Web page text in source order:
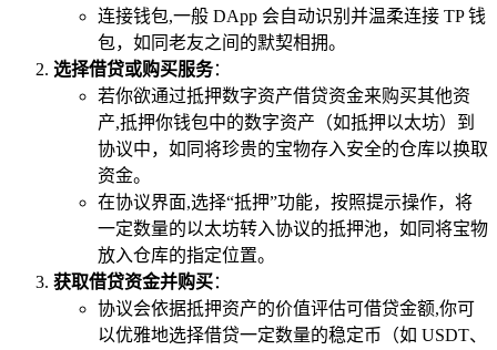
连接钱包,一般 DApp 会自动识别并温柔连接 TP 钱
包，如同老友之间的默契相拥。
选择借贷或购买服务：
若你欲通过抵押数字资产借贷资金来购买其他资
产,抵押你钱包中的数字资产（如抵押以太坊）到
协议中，如同将珍贵的宝物存入安全的仓库以换取
资金。
在协议界面,选择“抵押”功能，按照提示操作，将
一定数量的以太坊转入协议的抵押池，如同将宝物
放入仓库的指定位置。
获取借贷资金并购买：
协议会依据抵押资产的价值评估可借贷金额,你可
以优雅地选择借贷一定数量的稳定币（如 USDT、